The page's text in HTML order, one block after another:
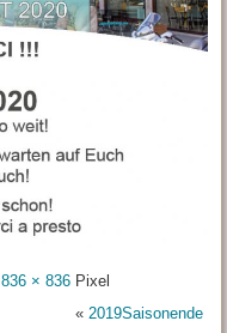
836 × 836 Pixel
« 2019Saisonende